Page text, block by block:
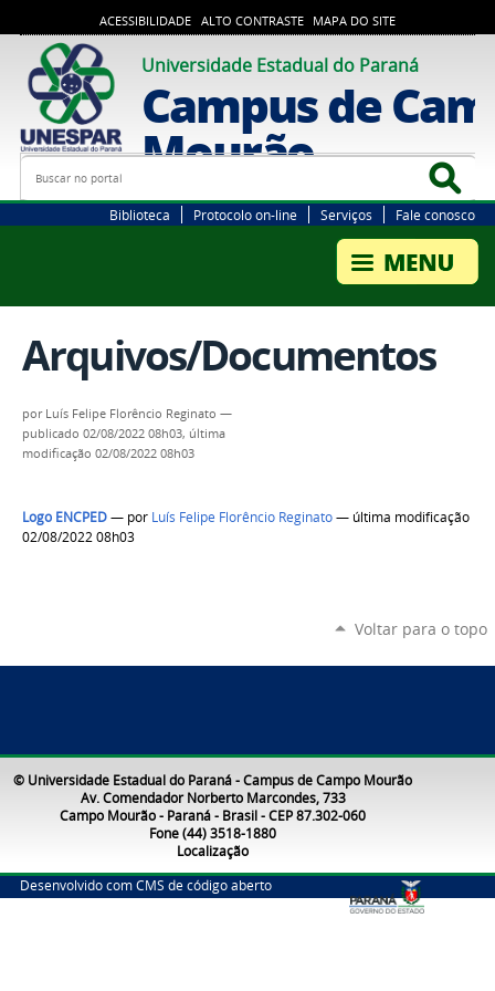
ACESSIBILIDADE ALTO CONTRASTE MAPA DO SITE
Universidade Estadual do Paraná
Campus de
Mourão
Busca
Biblioteca Protocolo on-line Serviços Fale conosco
Arquivos/Documentos
por Luís Felipe Florêncio Reginato —
publicado 02/08/2022 08h03, última
modificação 02/08/2022 08h03
Logo ENCPED— por Luís Felipe Florêncio Reginato— última modificação
02/08/2022 08h03
Voltar para o topo
© Universidade Estadual do Paraná - Campus de Campo Mourão
Av. Comendador Norberto Marcondes, 733
Campo Mourão - Paraná - Brasil - CEP 87.302-060
Fone (44) 3518-1880
Localização
Desenvolvido com CMS de código aberto